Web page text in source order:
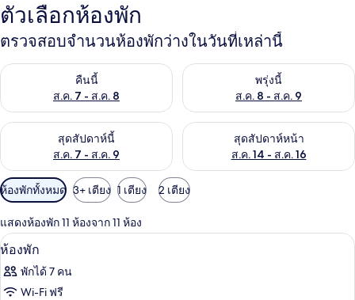
ตัวเลือกห้องพัก
ตรวจสอบจำนวนห้องพักว่างในวันที่เหล่านี้
คืนนี้
ส.ค. 7 - ส.ค. 8
ตรวจสอบจำนวนห้องพักว่างในคืนนี้ ส.ค. 7 - ส.ค. 8พรุ่งนี้
ส.ค. 8 - ส.ค. 9
ตรวจสอบจำนวนห้องพักว่างใน
สุดสัปดาห์นี้
ส.ค. 7 - ส.ค. 9
ตรวจสอบจำนวนห้องพักว่างในสุดสัปดาห์นี้ ส.ค. 7 - ส.ค. 9
สุดสัปดาห์หน้า
ส.ค. 14 - ส.ค. 16
ตรวจสอบจำนวนห้องพักว่างใน
ตัว
กรอง
ที่
มี
ให้
สำหรับ
ห้องพักทั้งหมด 3+ เตียง 1 เตียง 2 เตียง
แสดงห้องพัก 11 ห้องจาก 11 ห้อง
เปิด
ภาพถ่าย
ทั้งหมด
ตู้นิรภัยในห้องพัก, ผ้าม่านกันแสง, เตา
11
ห้องพัก
พักได้ 7 คน
Wi-Fi ฟรี